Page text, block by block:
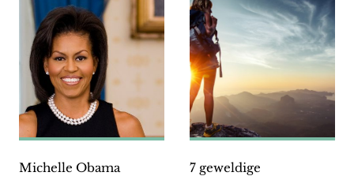
Michelle Obama
7 geweldige